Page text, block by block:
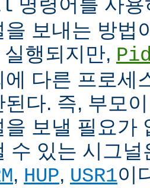
을 보내는 방법
실행되지만,
에 다른 프로세
된다. 즉, 부모
을 보낼 필요가
수 있는 시그
, HUP, USR1이